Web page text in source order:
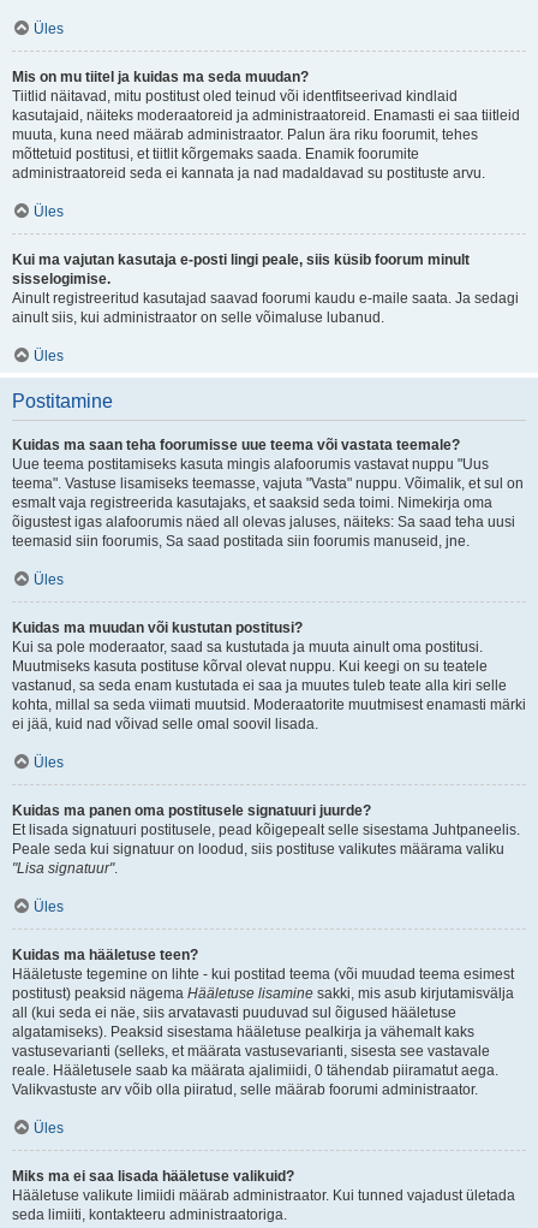
Üles
Mis on mu tiitel ja kuidas ma seda muudan?
Tiitlid näitavad, mitu postitust oled teinud või identfitseerivad kindlaid
kasutajaid, näiteks moderaatoreid ja administraatoreid. Enamasti ei saa tiitleid
muuta, kuna need määrab administraator. Palun ära riku foorumit, tehes
mõttetuid postitusi, et tiitlit kõrgemaks saada. Enamik foorumite
administraatoreid seda ei kannata ja nad madaldavad su postituste arvu.
Üles
Kui ma vajutan kasutaja e-posti lingi peale, siis küsib foorum minult
sisselogimise.
Ainult registreeritud kasutajad saavad foorumi kaudu e-maile saata. Ja sedagi
ainult siis, kui administraator on selle võimaluse lubanud.
Üles
Postitamine
Kuidas ma saan teha foorumisse uue teema või vastata teemale?
Uue teema postitamiseks kasuta mingis alafoorumis vastavat nuppu "Uus
teema". Vastuse lisamiseks teemasse, vajuta "Vasta" nuppu. Võimalik, et sul on
esmalt vaja registreerida kasutajaks, et saaksid seda toimi. Nimekirja oma
õigustest igas alafoorumis näed all olevas jaluses, näiteks: Sa saad teha uusi
teemasid siin foorumis, Sa saad postitada siin foorumis manuseid, jne.
Üles
Kuidas ma muudan või kustutan postitusi?
Kui sa pole moderaator, saad sa kustutada ja muuta ainult oma postitusi.
Muutmiseks kasuta postituse kõrval olevat nuppu. Kui keegi on su teatele
vastanud, sa seda enam kustutada ei saa ja muutes tuleb teate alla kiri selle
kohta, millal sa seda viimati muutsid. Moderaatorite muutmisest enamasti märki
ei jää, kuid nad võivad selle omal soovil lisada.
Üles
Kuidas ma panen oma postitusele signatuuri juurde?
Et lisada signatuuri postitusele, pead kõigepealt selle sisestama Juhtpaneelis.
Peale seda kui signatuur on loodud, siis postituse valikutes määrama valiku
"Lisa signatuur".
Üles
Kuidas ma hääletuse teen?
Hääletuste tegemine on lihte - kui postitad teema (või muudad teema esimest
postitust) peaksid nägema Hääletuse lisamine sakki, mis asub kirjutamisvälja
all (kui seda ei näe, siis arvatavasti puuduvad sul õigused hääletuse
algatamiseks). Peaksid sisestama hääletuse pealkirja ja vähemalt kaks
vastusevarianti (selleks, et määrata vastusevarianti, sisesta see vastavale
reale. Hääletusele saab ka määrata ajalimiidi, 0 tähendab piiramatut aega.
Valikvastuste arv võib olla piiratud, selle määrab foorumi administraator.
Üles
Miks ma ei saa lisada hääletuse valikuid?
Hääletuse valikute limiidi määrab administraator. Kui tunned vajadust ületada
seda limiiti, kontakteeru administraatoriga.